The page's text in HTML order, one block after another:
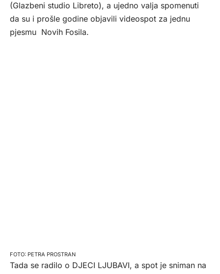
(Glazbeni studio Libreto), a ujedno valja spomenuti
da su i prošle godine objavili videospot za jednu
pjesmu Novih Fosila.
PETRA PROSTRAN
Tada se radilo o DJECI LJUBAVI, a spot je sniman na